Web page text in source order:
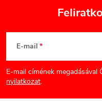
e
e
m
L
á
b
E-mail
E-mail címének megadásával
nyilatkozat.